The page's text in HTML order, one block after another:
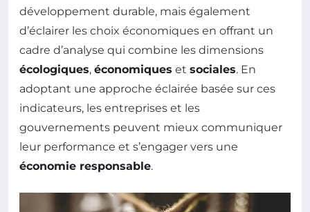
développement durable, mais également
d’éclairer les choix économiques en offrant un
cadre d’analyse qui combine les dimensions
écologiques, économiques et sociales. En
adoptant une approche éclairée basée sur ces
indicateurs, les entreprises et les
gouvernements peuvent mieux communiquer
leur performance et s’engager vers une
économie responsable.